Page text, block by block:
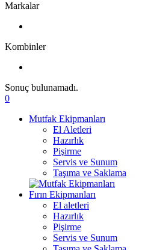
Markalar
Kombinler
Sonuç bulunamadı.
0
Mutfak Ekipmanları
El Aletleri
Hazırlık
Pişirme
Servis ve Sunum
Taşıma ve Saklama
Fırın Ekipmanları
El aletleri
Hazırlık
Pişirme
Servis ve Sunum